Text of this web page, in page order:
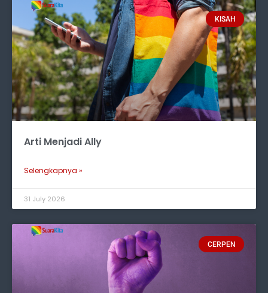
KISAH
Arti Menjadi Ally
Selengkapnya »
31 July 2026
CERPEN